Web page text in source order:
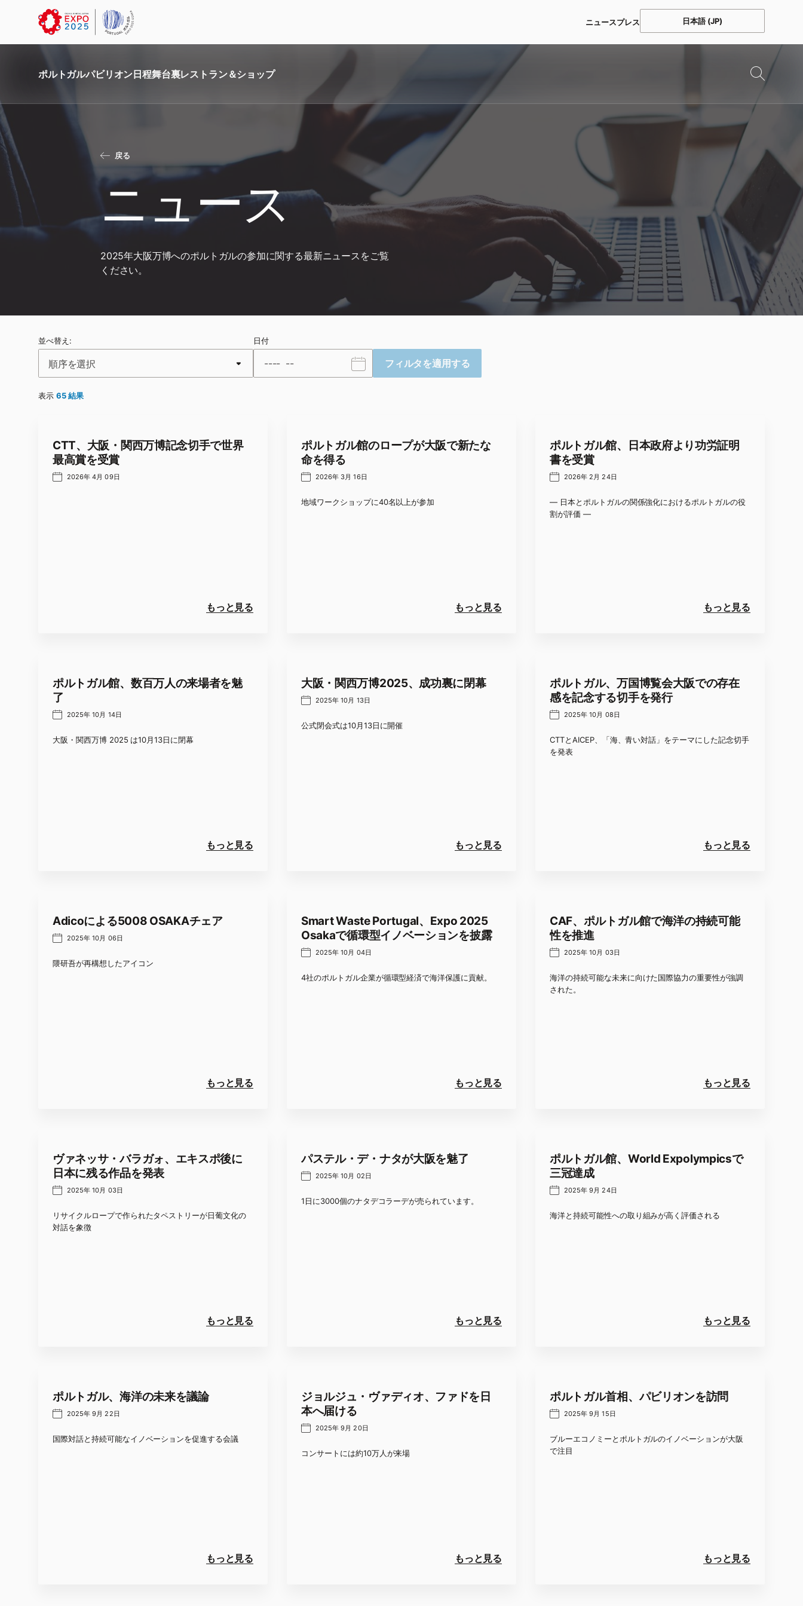
ニュースプレス 日本語 (JP)
ポルトガルパビリオン日程舞台裏レストラン＆ショップ
戻る
ニュース
2025年大阪万博へのポルトガルの参加に関する最新ニュースをご覧
ください。
並べ替え:
順序を選択
日付
フィルタを適用する
表示 65結果
CTT、大阪・関西万博記念切手で世界
最高賞を受賞
2026年 4月 09日
もっと見る
ポルトガル館のロープが大阪で新たな
命を得る
2026年 3月 16日
地域ワークショップに40名以上が参加
もっと見る
ポルトガル館、日本政府より功労証明
書を受賞
2026年 2月 24日
― 日本とポルトガルの関係強化におけるポルトガルの役
割が評価 ―
もっと見る
ポルトガル館、数百万人の来場者を魅
了
2025年 10月 14日
大阪・関西万博 2025 は10月13日に閉幕
もっと見る
大阪・関西万博2025、成功裏に閉幕
2025年 10月 13日
公式閉会式は10月13日に開催
もっと見る
ポルトガル、万国博覧会大阪での存在
感を記念する切手を発行
2025年 10月 08日
CTTとAICEP、「海、青い対話」をテーマにした記念切手
を発表
もっと見る
Adicoによる5008 OSAKAチェア
2025年 10月 06日
隈研吾が再構想したアイコン
もっと見る
Smart Waste Portugal、Expo 2025
Osakaで循環型イノベーションを披露
2025年 10月 04日
4社のポルトガル企業が循環型経済で海洋保護に貢献。
もっと見る
CAF、ポルトガル館で海洋の持続可能
性を推進
2025年 10月 03日
海洋の持続可能な未来に向けた国際協力の重要性が強調
された。
もっと見る
ヴァネッサ・バラガォ、エキスポ後に
日本に残る作品を発表
2025年 10月 03日
リサイクルロープで作られたタペストリーが日葡文化の
対話を象徴
もっと見る
パステル・デ・ナタが大阪を魅了
2025年 10月 02日
1日に3000個のナタデコラーデが売られています。
もっと見る
ポルトガル館、World Expolympicsで
三冠達成
2025年 9月 24日
海洋と持続可能性への取り組みが高く評価される
もっと見る
ポルトガル、海洋の未来を議論
2025年 9月 22日
国際対話と持続可能なイノベーションを促進する会議
もっと見る
ジョルジュ・ヴァディオ、ファドを日
本へ届ける
2025年 9月 20日
コンサートには約10万人が来場
もっと見る
ポルトガル首相、パビリオンを訪問
2025年 9月 15日
ブルーエコノミーとポルトガルのイノベーションが大阪
で注目
もっと見る